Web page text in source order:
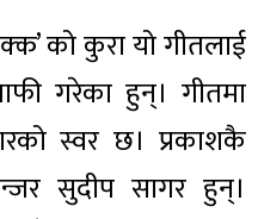
को कुरा यो गीतलाई
गरेका हुन्। गीतमा
स्वर छ। प्रकाशकै
सुदीप सागर हुन्।